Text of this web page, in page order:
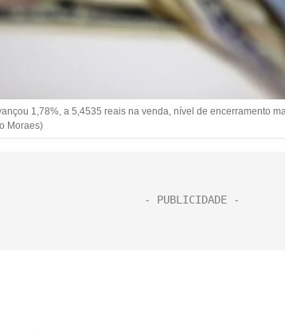
1,78%, a 5,4535 reais na venda, nível de encerramento
Moraes)